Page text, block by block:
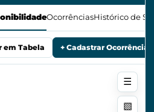
OcorrênciasHistórico de
em Tabela + Cadastrar Ocorrência
☰
▧